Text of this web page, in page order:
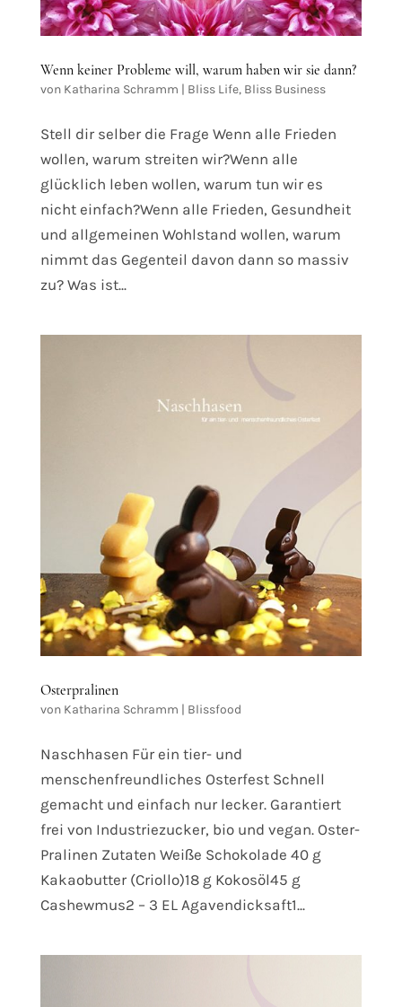
Wenn keiner Probleme will, warum haben wir sie dann?
von Katharina Schramm | Bliss Life, Bliss Business
Stell dir selber die Frage Wenn alle Frieden
wollen, warum streiten wir?Wenn alle
glücklich leben wollen, warum tun wir es
nicht einfach?Wenn alle Frieden, Gesundheit
und allgemeinen Wohlstand wollen, warum
nimmt das Gegenteil davon dann so massiv
zu? Was ist...
Osterpralinen
von Katharina Schramm | Blissfood
Naschhasen Für ein tier- und
menschenfreundliches Osterfest Schnell
gemacht und einfach nur lecker. Garantiert
frei von Industriezucker, bio und vegan. Oster-
Pralinen Zutaten Weiße Schokolade 40 g
Kakaobutter (Criollo)18 g Kokosöl45 g
Cashewmus2 – 3 EL Agavendicksaft1...